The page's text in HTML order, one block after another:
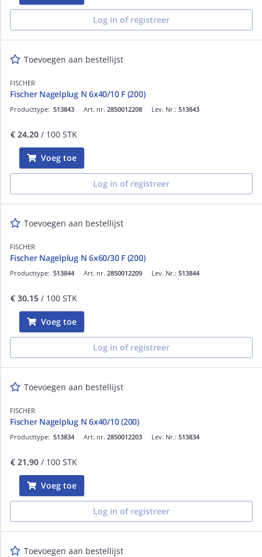
Log in of registreer
Toevoegen aan bestellijst
FISCHER
Fischer Nagelplug N 6x40/10 F (200)
Art. nr. 2850012208
Producttype: 513843 Lev. Nr.: 513843
€ 24,20 / 100 STK
Voeg toe
Log in of registreer
Toevoegen aan bestellijst
FISCHER
Fischer Nagelplug N 6x60/30 F (200)
Art. nr. 2850012209
Producttype: 513844 Lev. Nr.: 513844
€ 30,15 / 100 STK
Voeg toe
Log in of registreer
Toevoegen aan bestellijst
FISCHER
Fischer Nagelplug N 6x40/10 (200)
Art. nr. 2850012203
Producttype: 513834 Lev. Nr.: 513834
€ 21,90 / 100 STK
Voeg toe
Log in of registreer
Toevoegen aan bestellijst